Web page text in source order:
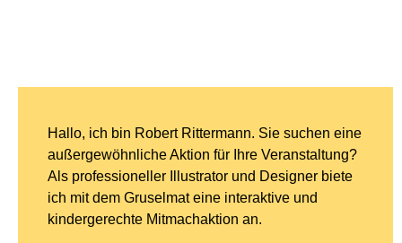
Hallo, ich bin Robert Rittermann. Sie suchen eine
außergewöhnliche Aktion für Ihre Veranstaltung?
Als professioneller Illustrator und Designer biete
ich mit dem Gruselmat eine interaktive und
kindergerechte Mitmachaktion an.